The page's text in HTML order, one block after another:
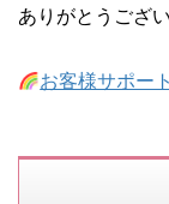
ありがとうござ
お客様サポー